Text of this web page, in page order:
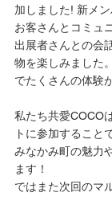
加しました! 新メ
お客さんとコミュ
出展者さんとの会
物を楽しみました
でたくさんの体験
私たち共愛COCO
トに参加すること
みなかみ町の魅力
ます！
ではまた次回のマ